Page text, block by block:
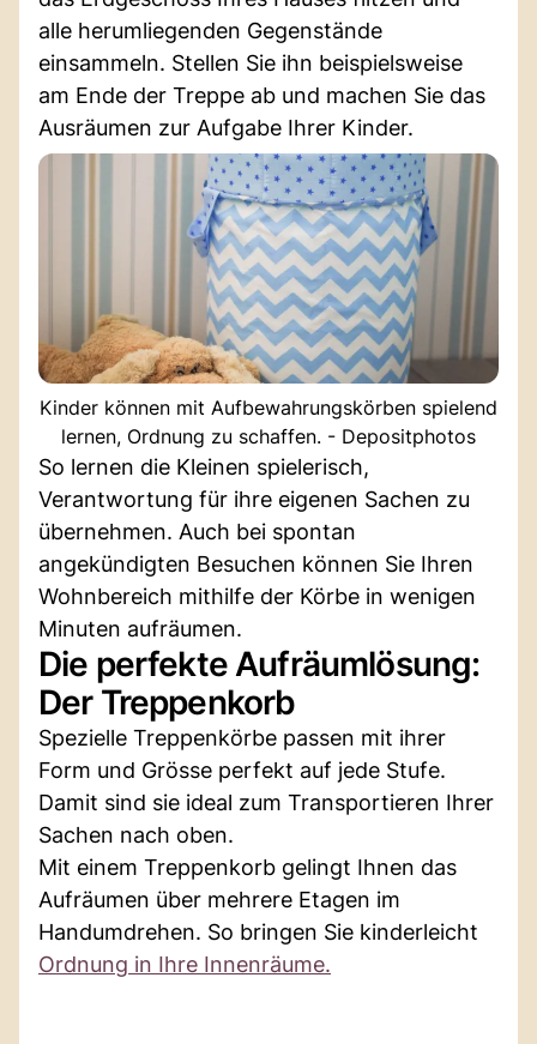
alle herumliegenden Gegenstände
einsammeln. Stellen Sie ihn beispielsweise
am Ende der Treppe ab und machen Sie das
Ausräumen zur Aufgabe Ihrer Kinder.
Kinder können mit Aufbewahrungskörben spielend
lernen, Ordnung zu schaffen. - Depositphotos
So lernen die Kleinen spielerisch,
Verantwortung für ihre eigenen Sachen zu
übernehmen. Auch bei spontan
angekündigten Besuchen können Sie Ihren
Wohnbereich mithilfe der Körbe in wenigen
Minuten aufräumen.
Die perfekte Aufräumlösung:
Der Treppenkorb
Spezielle Treppenkörbe passen mit ihrer
Form und Grösse perfekt auf jede Stufe.
Damit sind sie ideal zum Transportieren Ihrer
Sachen nach oben.
Mit einem Treppenkorb gelingt Ihnen das
Aufräumen über mehrere Etagen im
Handumdrehen. So bringen Sie kinderleicht
Ordnung in Ihre Innenräume.